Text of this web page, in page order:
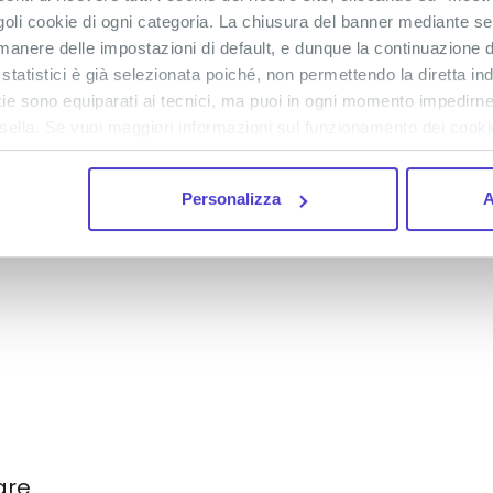
cookie di ogni categoria. La chiusura del banner mediante
delle impostazioni di default, e dunque la continuazione
è già selezionata poiché, non permettendo la diretta
sono equiparati ai tecnici, ma puoi in ogni momento
Personalizza
54 €- 66 €
Morro Dois Irmaos
30 nov Adventure
01 dic Adventure
104 €-127 €
Cristo Redentore, Parque Lage e Giardino
03 dic